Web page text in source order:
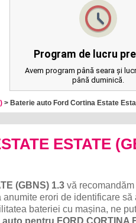
Program de lucru
Avem program până seara și
până duminică.
> Baterie auto Ford Cortina Estate
ESTATE
(GBNS) 1.3 vă
erori de identificare să
bateriei cu mașina, ne
pentru FORD CORTINA